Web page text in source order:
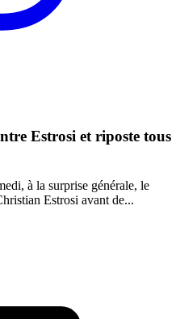
Estrosi et riposte tous
à la surprise générale, le
Estrosi avant de...